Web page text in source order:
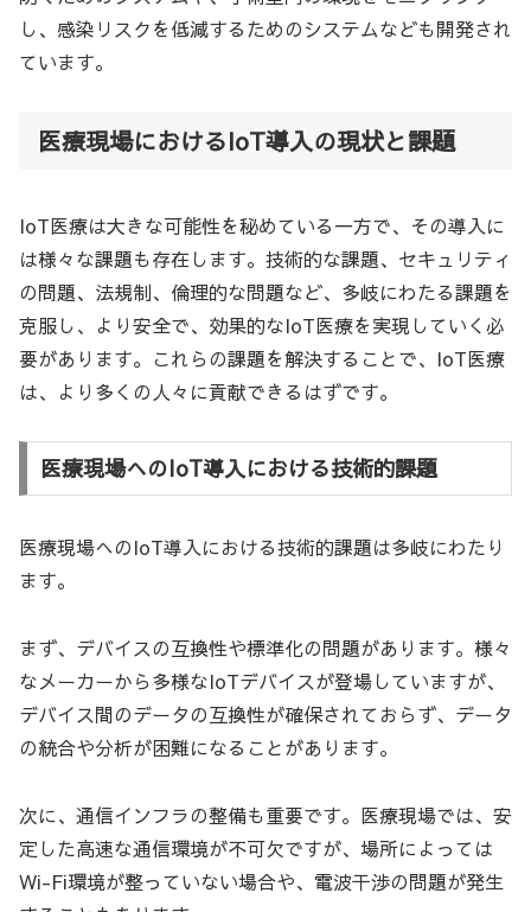
し、感染リスクを低減するためのシステムなども開発され
ています。
医療現場におけるIoT導入の現状と課題
IoT医療は大きな可能性を秘めている一方で、その導入に
は様々な課題も存在します。技術的な課題、セキュリティ
の問題、法規制、倫理的な問題など、多岐にわたる課題を
克服し、より安全で、効果的なIoT医療を実現していく必
要があります。これらの課題を解決することで、IoT医療
は、より多くの人々に貢献できるはずです。
医療現場へのIoT導入における技術的課題
医療現場へのIoT導入における技術的課題は多岐にわたり
ます。
まず、デバイスの互換性や標準化の問題があります。様々
なメーカーから多様なIoTデバイスが登場していますが、
デバイス間のデータの互換性が確保されておらず、データ
の統合や分析が困難になることがあります。
次に、通信インフラの整備も重要です。医療現場では、安
定した高速な通信環境が不可欠ですが、場所によっては
Wi-Fi環境が整っていない場合や、電波干渉の問題が発生